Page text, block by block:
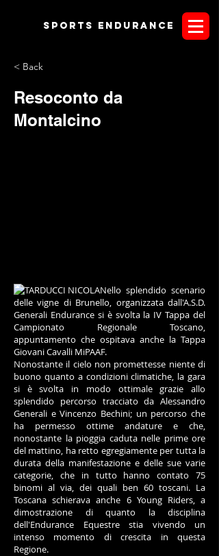
Sports endurANCE
< Back
Resoconto da
Montalcino
Nello splendido scenario
delle vigne di Brunello, organizzata dall'A.S.D.
Generali Endurance si è svolta la IV Tappa del
Campionato Regionale Toscano,
appuntamento che ospitava anche la Tappa
Giovani Cavalli MiPAAF.
Nonostante il cielo non promettesse niente di
buono quanto a condizioni climatiche, la gara
si è svolta in modo ottimale grazie allo
splendido percorso tracciato da Alessandro
Generali e Vincenzo Bechini; un percorso che
ha permesso ottime andature e che,
nonostante la pioggia caduta nelle prime ore
del mattino, ha retto egregiamente per tutta la
durata della manifestazione e delle sue varie
categorie, che in tutto hanno contato 75
binomi al via, dei quali ben 60 toscani. La
Toscana schierava anche 6 Young Riders, a
dimostrazione di quanto la disciplina
dell'Endurance Equestre stia vivendo un
intenso momento di crescita in questa
Regione.